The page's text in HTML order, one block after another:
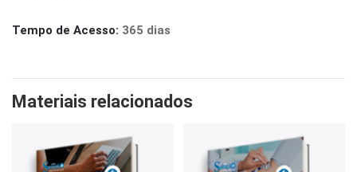
Tempo de Acesso: 365 dias
Materiais relacionados